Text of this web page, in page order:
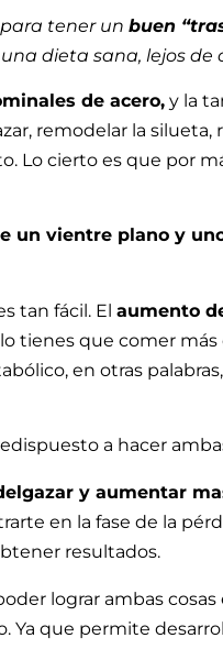
para tener unbuen
dieta sana, lejos de
de acero, y la
remodelar la
Lo cierto es que por
un vientre plano y
tan fácil. Elaumento
tienes que comer más
en otras
a hacer
y aumentar
en la fase de la
resultados.
lograr ambas
Ya que permite